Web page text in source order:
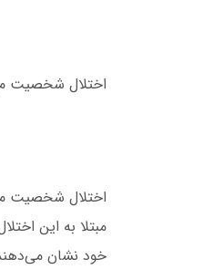
اختلال شخصیت
اختلال شخصیت
مبتلا به این
خود نشان